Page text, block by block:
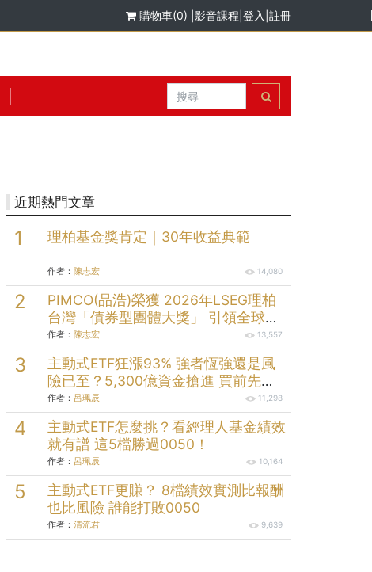
購物車(0) 影音課程 登入 註冊
近期熱門文章
理柏基金獎肯定｜30年收益典範
作者： 陳志宏 14,080
PIMCO(品浩)榮獲 2026年LSEG理柏
台灣「債券型團體大獎」 引領全球固
定收益投資逾半世紀的投資實力
作者： 陳志宏 13,557
主動式ETF狂漲93% 強者恆強還是風
險已至？5,300億資金搶進 買前先看
清這些
作者： 呂珮辰 11,298
主動式ETF怎麼挑？看經理人基金績效
就有譜 這5檔勝過0050！
作者： 呂珮辰 10,164
主動式ETF更賺？ 8檔績效實測比報酬
也比風險 誰能打敗0050
作者： 清流君 9,639